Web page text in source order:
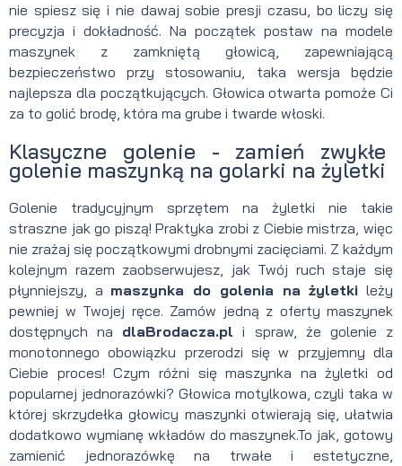
nie spiesz się i nie dawaj sobie presji czasu, bo liczy się
precyzja i dokładność. Na początek postaw na modele
maszynek z zamkniętą głowicą, zapewniającą
bezpieczeństwo przy stosowaniu, taka wersja będzie
najlepsza dla początkujących. Głowica otwarta pomoże Ci
za to golić brodę, która ma grube i twarde włoski.
Klasyczne golenie - zamień zwykłe
golenie maszynką na golarki na żyletki
Golenie tradycyjnym sprzętem na żyletki nie takie
straszne jak go piszą! Praktyka zrobi z Ciebie mistrza, więc
nie zrażaj się początkowymi drobnymi zacięciami. Z każdym
kolejnym razem zaobserwujesz, jak Twój ruch staje się
płynniejszy, a maszynka do golenia na żyletki leży
pewniej w Twojej ręce. Zamów jedną z oferty maszynek
dostępnych na dlaBrodacza.pl i spraw, że golenie z
monotonnego obowiązku przerodzi się w przyjemny dla
Ciebie proces! Czym różni się maszynka na żyletki od
popularnej jednorazówki? Głowica motylkowa, czyli taka w
której skrzydełka głowicy maszynki otwierają się, ułatwia
dodatkowo wymianę wkładów do maszynek.To jak, gotowy
zamienić jednorazówkę na trwałe i estetyczne,